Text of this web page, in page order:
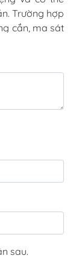
Trường hợp
cắn, ma sát
dõi thêm
khác hay
hoặc bé
nhé ạ!
sau.